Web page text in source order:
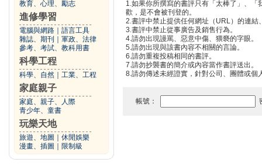
教育、心理、勵志
進修學習
電腦與網路
語言工具
雜誌、期刊
軍政、法律
參考、考試、教科用書
科學工程
科學、自然 工業、工程
家庭親子
家庭、親子、人際
青少年、童書
玩樂天地
旅遊、地圖
休閒娛樂
漫畫、插圖
限制級
1.如果你所撰寫的書評只有「太棒了」、
歡，是不會被刊登的。
2.書評中禁止提供任何網址（URL）的連結
3.書評中禁止從事廣告及銷售行為。
4.請勿出現謾罵、惡意中傷、猥褻的字眼。
5.請勿出現與該書內容不相關的言論。
6.請勿重複投稿相同的書評。
7.請勿抄襲書的簡介或內容當作書評送出。
8.請勿傳述未經證實，針對公司、團體或個
帳號：